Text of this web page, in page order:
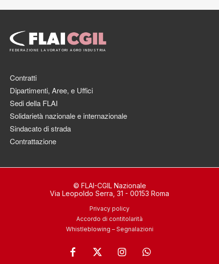
FEDERAZIONE LAVORATORI AGRO INDUSTRIA
Contratti
Dipartimenti, Aree, e Uffici
Sedi della FLAI
Solidarietà nazionale e internazionale
Sindacato di strada
Contrattazione
© FLAI-CGIL Nazionale
Via Leopoldo Serra, 31 - 00153 Roma
Privacy policy
Accordo di contitolarità
Whistleblowing – Segnalazioni